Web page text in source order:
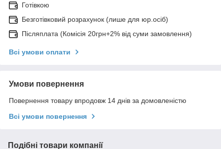
Готівкою
Безготівковий розрахунок (лише для юр.осіб)
Післяплата (Комісія 20грн+2% від суми замовлення)
Всі умови оплати
Умови повернення
Повернення товару впродовж 14 днів за домовленістю
Всі умови повернення
Подібні товари компанії